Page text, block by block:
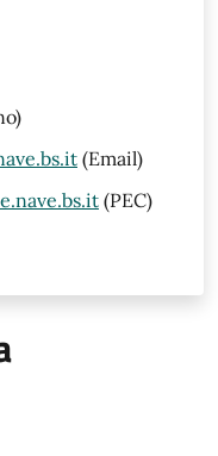
(Email)
(PEC)